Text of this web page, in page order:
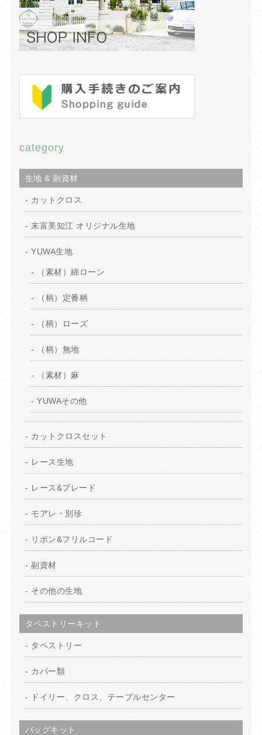
category
生地 & 副資材
カットクロス
末富美知江 オリジナル生地
YUWA生地
（素材）綿ローン
（柄）定番柄
（柄）ローズ
（柄）無地
（素材）麻
YUWAその他
カットクロスセット
レース生地
レース&ブレード
モアレ・別珍
リボン&フリルコード
副資材
その他の生地
タペストリーキット
タペストリー
カバー類
ドイリー、クロス、テーブルセンター
バッグキット